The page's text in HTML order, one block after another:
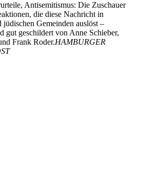
Antisemitismus: Die Zuschauer
die diese Nachricht in
jüdischen Gemeinden auslöst –
gut geschildert von Anne Schieber,
Frank Roder.HAMBURGER